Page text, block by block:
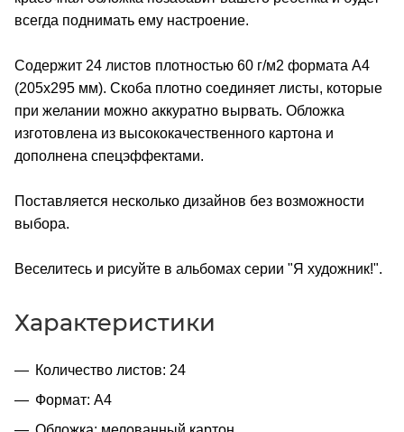
всегда поднимать ему настроение.
Содержит 24 листов плотностью 60 г/м2 формата А4
(205х295 мм). Скоба плотно соединяет листы, которые
при желании можно аккуратно вырвать. Обложка
изготовлена из высококачественного картона и
дополнена спецэффектами.
Поставляется несколько дизайнов без возможности
выбора.
Веселитесь и рисуйте в альбомах серии "Я художник!".
Характеристики
Количество листов: 24
Формат: А4